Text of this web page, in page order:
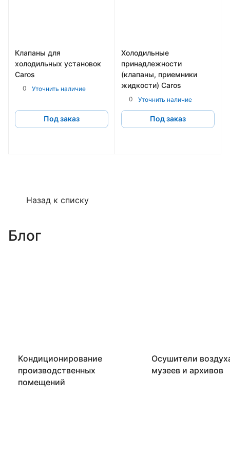
Клапаны для
холодильных установок
Caros
0 Уточнить наличие
Под заказ
Холодильные
принадлежности
(клапаны, приемники
жидкости) Caros
0 Уточнить наличие
Под заказ
Назад к списку
Блог
Кондиционирование
производственных
помещений
Осушители
музеев и архивов